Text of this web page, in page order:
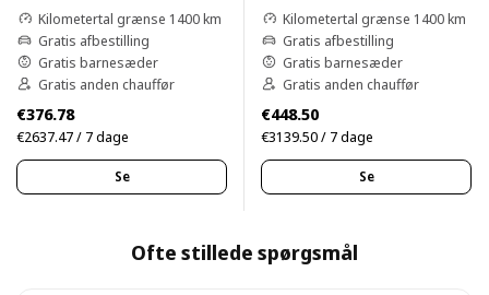
Kilometertal grænse 1400 km
Gratis afbestilling
Gratis barnesæder
Gratis anden chauffør
€376.78
€2637.47 / 7 dage
Se
Kilometertal grænse 1400 km
Gratis afbestilling
Gratis barnesæder
Gratis anden chauffør
€448.50
€3139.50 / 7 dage
Se
Ofte stillede spørgsmål